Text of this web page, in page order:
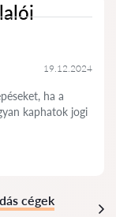
19.12.2024
ha a
kaphatok jogi
cégek